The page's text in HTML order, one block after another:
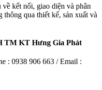
kết nối, giao diện và phân
qua thiết kế, sản xuất và
TM KT Hưng Gia Phát
: 0938 906 663 / Email :